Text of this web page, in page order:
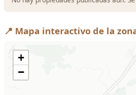
📍 Mapa interactivo de la